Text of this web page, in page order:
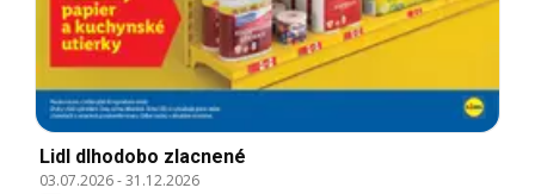
Lidl dlhodobo zlacnené
03.07.2026-31.12.2026